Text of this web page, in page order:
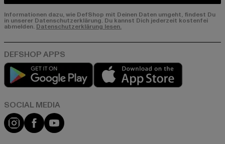
Informationen dazu, wie DefShop mit Deinen Daten umgeht, findest Du
in unserer Datenschutzerklärung. Du kannst Dich jederzeit kostenfei
abmelden. Datenschutzerklärung lesen.
Play market
Instagram
FacebookYouTube